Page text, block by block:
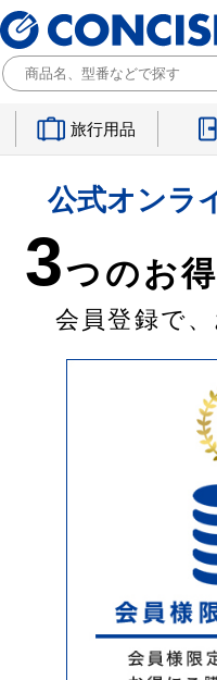
旅行用品
公式オンラ
3つのお
会員登録で